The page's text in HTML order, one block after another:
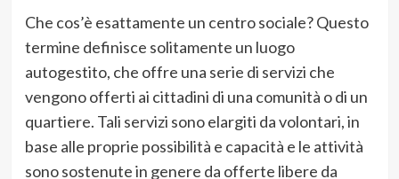
Che cos’è esattamente un centro sociale? Questo
termine definisce solitamente un luogo
autogestito, che offre una serie di servizi che
vengono offerti ai cittadini di una comunità o di un
quartiere. Tali servizi sono elargiti da volontari, in
base alle proprie possibilità e capacità e le attività
sono sostenute in genere da offerte libere da